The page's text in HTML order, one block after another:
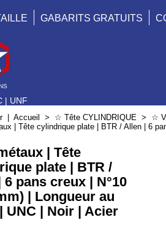
GABARITS GRATUITS
| UNF
Accueil > ☆ Tête CYLINDRIQUE > ☆
| Tête cylindrique plate | BTR / Allen | 6
| Tête
plate | BTR /
6 pans creux | N°10
| Longueur au
UNC | Noir | Acier